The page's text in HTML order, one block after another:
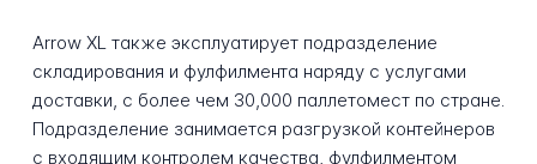
Arrow XL также эксплуатирует подразделение
складирования и фулфилмента наряду с услугами
доставки, с более чем 30,000 паллетомест по стране.
Подразделение занимается разгрузкой контейнеров
с входящим контролем качества, фулфилментом